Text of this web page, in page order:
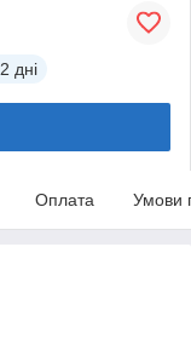
2 дні
Оплата Умови